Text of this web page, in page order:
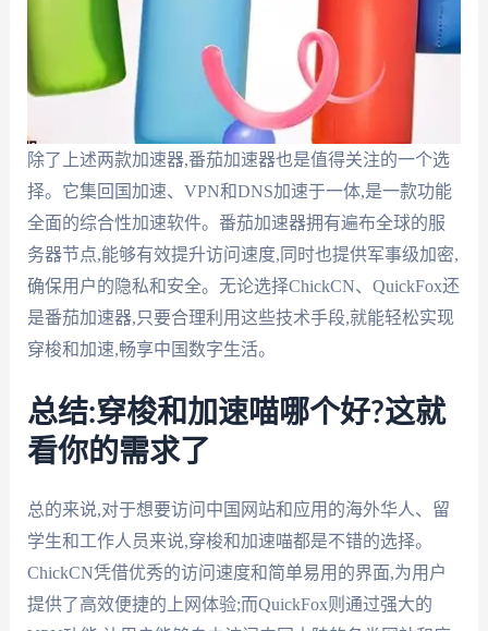
除了上述两款加速器,番茄加速器也是值得关注的一个选
择。它集回国加速、VPN和DNS加速于一体,是一款功能
全面的综合性加速软件。番茄加速器拥有遍布全球的服
务器节点,能够有效提升访问速度,同时也提供军事级加密,
确保用户的隐私和安全。无论选择ChickCN、QuickFox还
是番茄加速器,只要合理利用这些技术手段,就能轻松实现
穿梭和加速,畅享中国数字生活。
总结:穿梭和加速喵哪个好?这就
看你的需求了
总的来说,对于想要访问中国网站和应用的海外华人、留
学生和工作人员来说,穿梭和加速喵都是不错的选择。
ChickCN凭借优秀的访问速度和简单易用的界面,为用户
提供了高效便捷的上网体验;而QuickFox则通过强大的